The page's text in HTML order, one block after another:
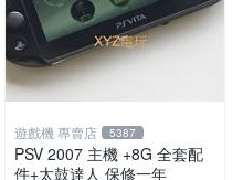
遊戲機 專賣店 5387
PSV 2007 主機 +8G 全套配
件+太鼓達人 保修一年